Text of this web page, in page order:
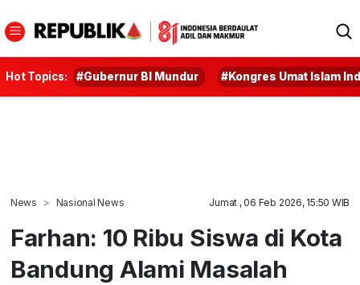
Hot Topics: #Gubernur BI Mundur #Kongres Umat Islam
News Nasional News Jumat , 06 Feb 2026, 15:50 WIB
Farhan: 10 Ribu Siswa di Kota
Bandung Alami Masalah